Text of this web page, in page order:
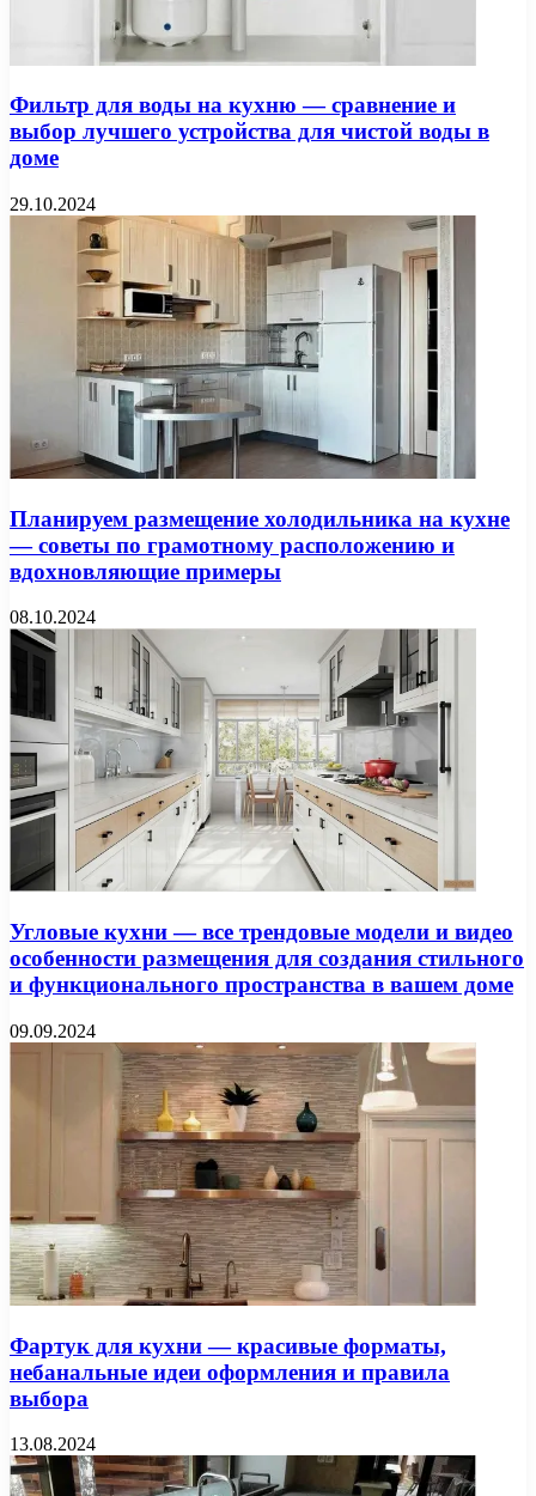
Фильтр для воды на кухню — сравнение и
выбор лучшего устройства для чистой воды в
доме
29.10.2024
Планируем размещение холодильника на кухне
— советы по грамотному расположению и
вдохновляющие примеры
08.10.2024
Угловые кухни — все трендовые модели и видео
особенности размещения для создания стильного
и функционального пространства в вашем доме
09.09.2024
Фартук для кухни — красивые форматы,
небанальные идеи оформления и правила
выбора
13.08.2024